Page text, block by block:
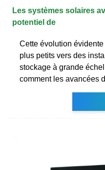
Les systèmes solaires
potentiel de
Cette évolution
plus petits vers des
stockage à grande
comment les avancées